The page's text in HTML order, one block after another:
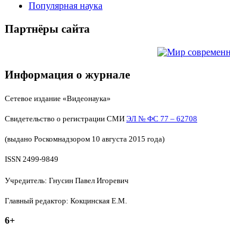
Популярная наука
Партнёры сайта
Информация о журнале
Сетевое издание «Видеонаука»
Свидетельство о регистрации СМИ ЭЛ № ФС 77 – 62708
(выдано Роскомнадзором 10 августа 2015 года)
ISSN 2499-9849
Учредитель: Гнусин Павел Игоревич
Главный редактор: Кокцинская Е.М.
6+